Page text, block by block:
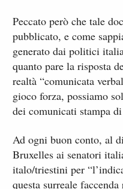
Peccato però che tale
pubblicato, e come
generato dai politici
quanto pare la risposta
realtà “comunicata
gioco forza, possiamo
dei comunicati stampa
Ad ogni buon conto, al
Bruxelles ai senatori
italo/triestini per
questa surreale